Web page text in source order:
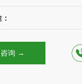
咨询 →